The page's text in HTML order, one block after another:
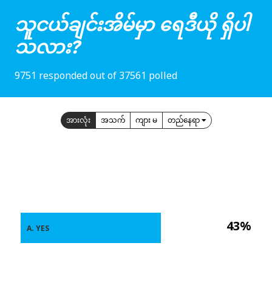
သူငယ်ချင်းအိမ်မှာ ရေဒီယို ရှိပါ
သလား?
9751 responded out of 37561 polled
အားလုံး အသက် ကျား မ တည်နေရာ
43%
A. YES